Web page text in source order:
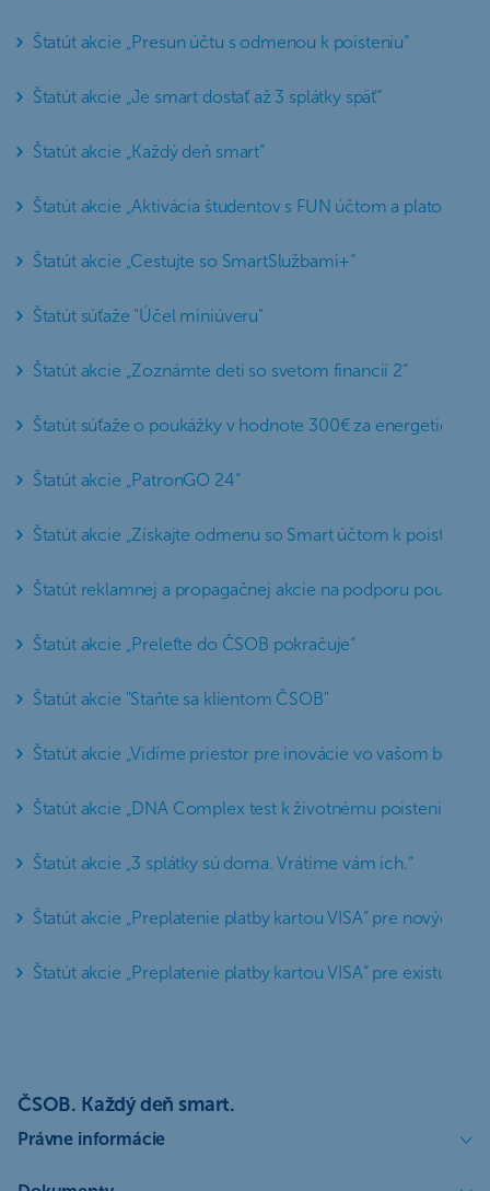
Štatút akcie „Presun účtu s odmenou k poisteniu“
Štatút akcie „Je smart dostať až 3 splátky späť“
Štatút akcie „Každý deň smart“
Štatút akcie „Aktivácia študentov s FUN účtom a platobnou
Štatút akcie „Cestujte so SmartSlužbami+“
Štatút súťaže "Účel miniúveru"
Štatút akcie „Zoznámte deti so svetom financií 2“
Štatút súťaže o poukážky v hodnote 300€ za energetický
Štatút akcie „PatronGO 24“
Štatút akcie „Získajte odmenu so Smart účtom k poisteniu“
Štatút reklamnej a propagačnej akcie na podporu
Štatút akcie „Preleťte do ČSOB pokračuje“
Štatút akcie "Staňte sa klientom ČSOB"
Štatút akcie „Vidíme priestor pre inovácie vo vašom bývaní“
Štatút akcie „DNA Complex test k životnému poisteniu
Štatút akcie „3 splátky sú doma. Vrátime vám ich.“
Štatút akcie „Preplatenie platby kartou VISA“ pre nových
Štatút akcie „Preplatenie platby kartou VISA“ pre
ČSOB. Každý deň smart.
Právne informácie